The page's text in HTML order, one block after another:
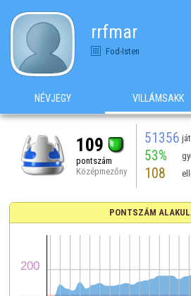
rrfmar
Fod-Isten
NÉVJEGY VILLÁMSAKK
109
pontszám
Középmezőny
51356
53%
108
PONTSZÁM